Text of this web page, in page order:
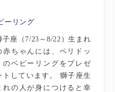
ーリング
子座（7/23～8/22）生まれ
赤ちゃんには、ペリドッ
のベビーリングをプレゼ
トしています。 獅子座生
れの人が身につけると幸